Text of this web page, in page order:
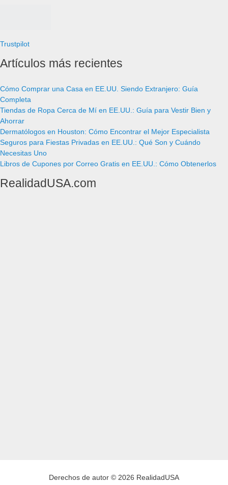
Trustpilot
Artículos más recientes
Cómo Comprar una Casa en EE.UU. Siendo Extranjero: Guía
Completa
Tiendas de Ropa Cerca de Mí en EE.UU.: Guía para Vestir Bien y
Ahorrar
Dermatólogos en Houston: Cómo Encontrar el Mejor Especialista
Seguros para Fiestas Privadas en EE.UU.: Qué Son y Cuándo
Necesitas Uno
Libros de Cupones por Correo Gratis en EE.UU.: Cómo Obtenerlos
RealidadUSA.com
Derechos de autor © 2026 RealidadUSA